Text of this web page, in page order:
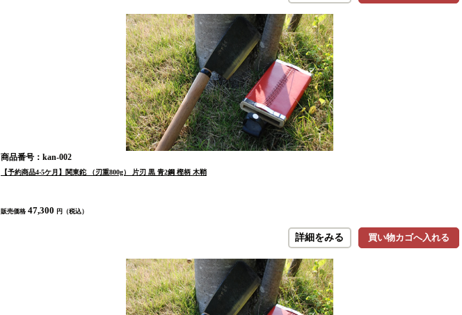
商品番号：kan-002
【予約商品4-5ケ月】関東鉈 （刃重800g） 片刃 黒 青2鋼 樫柄 木鞘
販売価格 47,300 円（税込）
買い物カゴへ入れる
詳細をみる